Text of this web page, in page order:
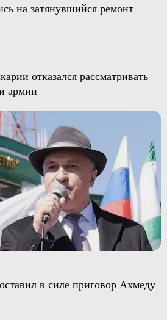
на затянувшийся ремонт
отказался рассматривать
армии
в силе приговор Ахмеду